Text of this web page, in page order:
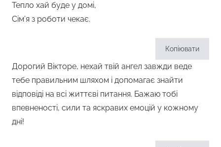
Тепло хай буде у домі,
Сім’я з роботи чекає.
Копіювати
Дорогий Вікторе, нехай твій ангел завжди веде
тебе правильним шляхом і допомагає знайти
відповіді на всі життєві питання. Бажаю тобі
впевненості, сили та яскравих емоцій у кожному
дні!